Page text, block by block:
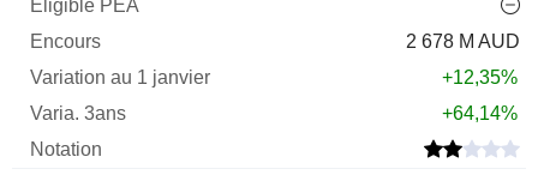
2 678 M AUD
+12,35%
+64,14%